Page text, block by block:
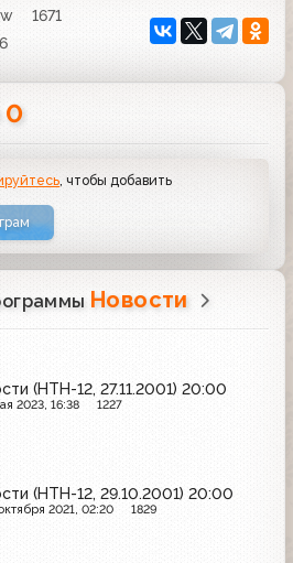
1671
0
, чтобы добавить
Новости
(НТН-12, 27.11.2001) 20:00
2023, 16:38 1227
(НТН-12, 29.10.2001) 20:00
2021, 02:20 1829